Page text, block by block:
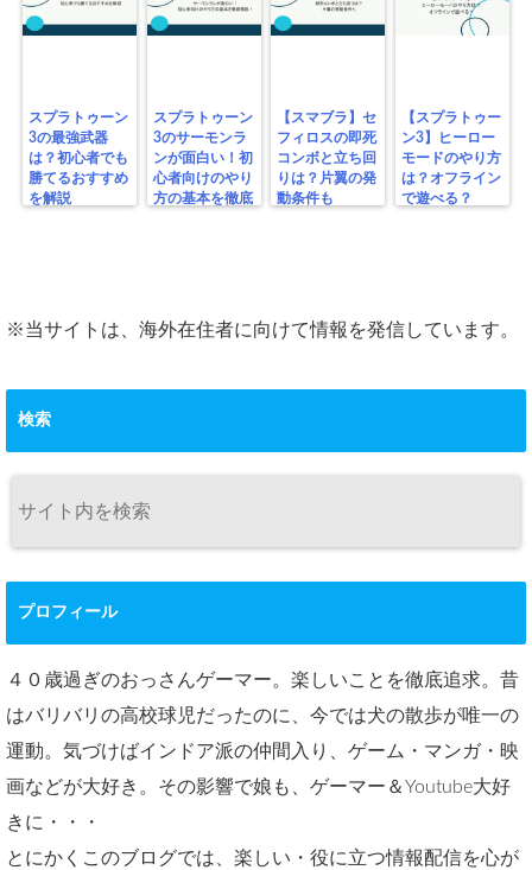
スプラトゥーン
3の最強武器
は？初心者でも
勝てるおすすめ
を解説
スプラトゥーン
3のサーモンラ
ンが面白い！初
心者向けのやり
方の基本を徹底
【スマブラ】セ
フィロスの即死
コンボと立ち回
りは？片翼の発
動条件も
【スプラトゥー
ン3】ヒーロー
モードのやり方
は？オフライン
で遊べる？
※当サイトは、海外在住者に向けて情報を発信しています。
検索
プロフィール
４０歳過ぎのおっさんゲーマー。楽しいことを徹底追求。昔
はバリバリの高校球児だったのに、今では犬の散歩が唯一の
運動。気づけばインドア派の仲間入り、ゲーム・マンガ・映
画などが大好き。その影響で娘も、ゲーマー＆Youtube大好
きに・・・
とにかくこのブログでは、楽しい・役に立つ情報配信を心が